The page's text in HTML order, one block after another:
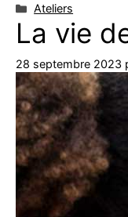
Catégories
Ateliers
La vie
28 septembre 2023